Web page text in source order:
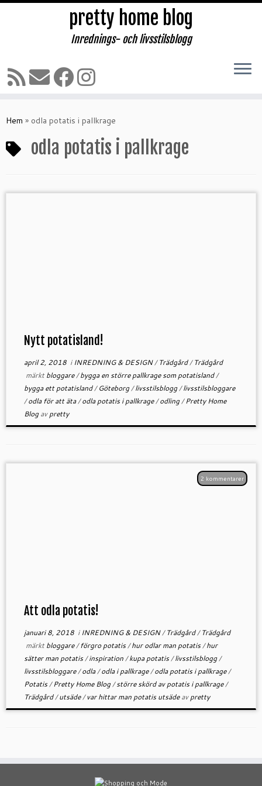
till
pretty home blog
Inrednings- och livsstilsblogg
Hem » odla potatis i pallkrage
odla potatis i pallkrage
Nytt potatisland!
april 2, 2018i INREDNING & DESIGN/Trädgård/Trädgård
märktbloggare/bygga en större pallkrage som potatisland/
bygga ett potatisland/Göteborg/livsstilsblogg/livsstilsbloggare
/odla för att äta/odla potatis i pallkrage/odling/Pretty Home
Blogavpretty
2 kommentarer
Att odla potatis!
januari 8, 2018i INREDNING & DESIGN/Trädgård/Trädgård
märktbloggare/förgro potatis/hur odlar man potatis/hur
sätter man potatis/inspiration/kupa potatis/livsstilsblogg/
livsstilsbloggare/odla/odla i pallkrage/odla potatis i pallkrage/
Potatis/Pretty Home Blog/större skörd av potatis i pallkrage/
Trädgård/utsäde/var hittar man potatis utsädeavpretty